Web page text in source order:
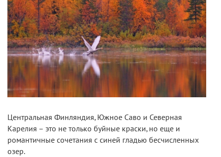
Центральная Финляндия, Южное Саво и Северная
Карелия – это не только буйные краски, но еще и
романтичные сочетания с синей гладью бесчисленных
озер.